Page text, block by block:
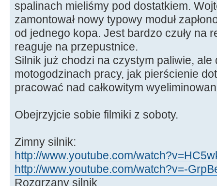
spalinach mieliśmy pod dostatkiem.
zamontował nowy typowy moduł
od jednego kopa. Jest bardzo czuły na
reaguje na przepustnice.
Silnik już chodzi na czystym paliwie, ale
motogodzinach pracy, jak pierścienie
pracować nad całkowitym
Obejrzyjcie sobie filmiki z soboty.
Zimny silnik:
http://www.youtube.com/
http://www.youtube.com/watch?v=-
Rozgrzany silnik